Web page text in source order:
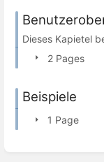
Dieses Kapietel
2 Pages
Beispiele
1 Page